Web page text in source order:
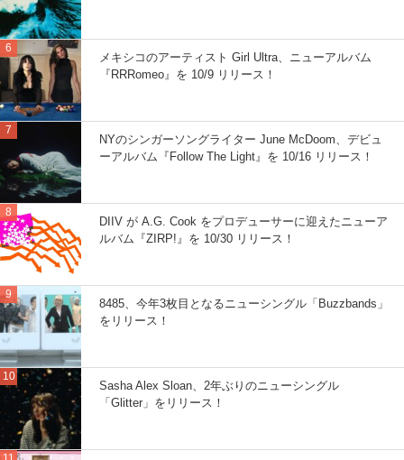
メキシコのアーティスト Girl Ultra、ニューアルバム
『RRRomeo』を 10/9 リリース！
NYのシンガーソングライター June McDoom、デビュ
ーアルバム『Follow The Light』を 10/16 リリース！
DIIV が A.G. Cook をプロデューサーに迎えたニューア
ルバム『ZIRP!』を 10/30 リリース！
8485、今年3枚目となるニューシングル「Buzzbands」
をリリース！
Sasha Alex Sloan、2年ぶりのニューシングル
「Glitter」をリリース！